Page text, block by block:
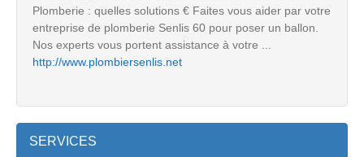
Plomberie : quelles solutions € Faites vous aider par votre
entreprise de plomberie Senlis 60 pour poser un ballon.
Nos experts vous portent assistance à votre ...
http://www.plombiersenlis.net
SERVICES